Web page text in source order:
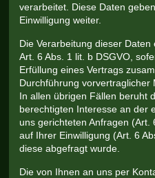
verarbeitet. Diese Daten
Einwilligung weiter.
Die Verarbeitung dieser
Art. 6 Abs. 1 lit. b DSGVO,
Erfüllung eines Vertrags
Durchführung vorvertraglicher
In allen übrigen Fällen beruht
berechtigten Interesse an der
uns gerichteten Anfragen (Art.
auf Ihrer Einwilligung (Art. 6
diese abgefragt wurde.
Die von Ihnen an uns per